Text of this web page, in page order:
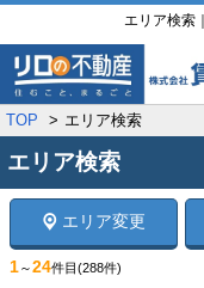
エリア検索
TOP エリア検索
エリア検索
エリア変更
1～24件目 (288件)